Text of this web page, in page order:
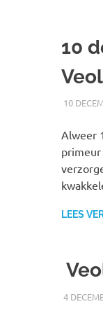
10
10
Alweer
primeur
LEES
4